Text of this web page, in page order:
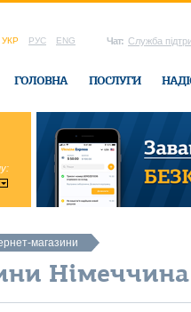
УКР РУС ENG Чат: Служба
ГОЛОВНА ПОСЛУГИ
область:
Вінницька
магазини
Німеччина